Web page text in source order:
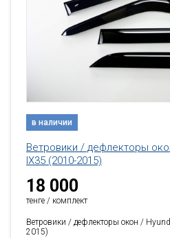
в наличии
Ветровики / дефлекторы
IX35 (2010-2015)
18 000
тенге / комплект
Ветровики / дефлекторы окон /
2015)